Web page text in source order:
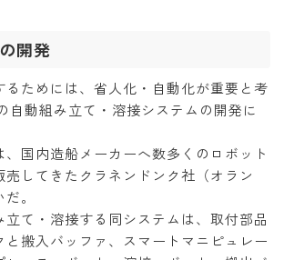
開発
るためには、省人化・自動化が重要と考
自動組み立て・溶接システムの開発に
、国内造船メーカーへ数多くのロボット
売してきたクラネンドンク社（オラン
。
立て・溶接する同システムは、取付部品
搬入バッファ、スマートマニピュレー